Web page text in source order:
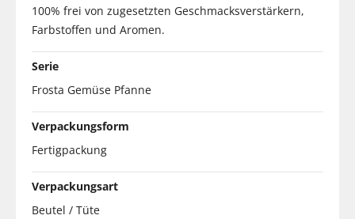
100% frei von zugesetzten Geschmacksverstärkern,
Farbstoffen und Aromen.
Serie
Frosta Gemüse Pfanne
Verpackungsform
Fertigpackung
Verpackungsart
Beutel / Tüte